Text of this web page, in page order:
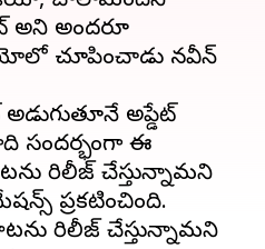
అని అందరూ
చూపించాడు నవీన్
అప్డేట్
సందర్భంగా ఈ
రిలీజ్ చేస్తున్నామని
ప్రకటించింది.
రిలీజ్ చేస్తున్నామని